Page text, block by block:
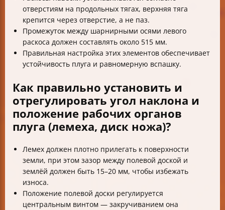
отверстиям на продольных тягах, верхняя тяга
крепится через отверстие, а не паз.
Промежуток между шарнирными осями левого
раскоса должен составлять около 515 мм.
Правильная настройка этих элементов обеспечивает
устойчивость плуга и равномерную вспашку.
Как правильно установить и
отрегулировать угол наклона и
положение рабочих органов
плуга (лемеха, диск ножа)?
Лемех должен плотно прилегать к поверхности
земли, при этом зазор между полевой доской и
землёй должен быть 15–20 мм, чтобы избежать
износа.
Положение полевой доски регулируется
центральным винтом — закручиванием она